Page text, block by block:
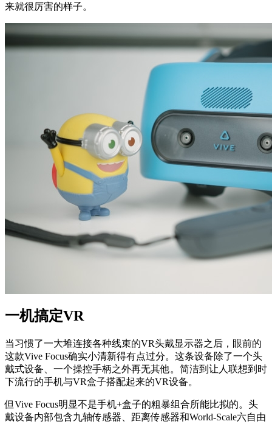
来就很厉害的样子。
一机搞定VR
当习惯了一大堆连接各种线束的VR头戴显示器之后，眼前的
这款Vive Focus确实小清新得有点过分。这条设备除了一个头
戴式设备、一个操控手柄之外再无其他。简洁到让人联想到时
下流行的手机与VR盒子搭配起来的VR设备。
但Vive Focus明显不是手机+盒子的粗暴组合所能比拟的。头
戴设备内部包含九轴传感器、距离传感器和World-Scale六自由